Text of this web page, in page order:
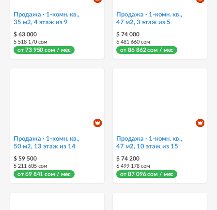
Продажа · 1-комн. кв.,
35 м2, 4 этаж из 9
$ 63 000
5 518 170 сом
от 73 950 сом / мес
Продажа · 1-комн. кв.,
47 м2, 3 этаж из 5
$ 74 000
6 481 660 сом
от 86 862 сом / мес
Продажа · 1-комн. кв.,
50 м2, 13 этаж из 14
$ 59 500
5 211 605 сом
от 69 841 сом / мес
Продажа · 1-комн. кв.,
47 м2, 10 этаж из 15
$ 74 200
6 499 178 сом
от 87 096 сом / мес